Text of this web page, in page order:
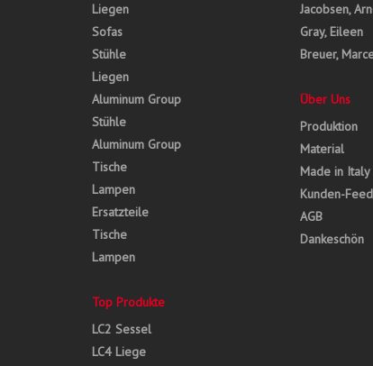
Liegen
Sofas
Stühle
Liegen
Aluminum Group
Stühle
Aluminum Group
Tische
Lampen
Ersatzteile
Tische
Lampen
Top Produkte
LC2 Sessel
LC4 Liege
Jacobsen,
Gray, Eileen
Breuer,
Über Uns
Produktion
Material
Made in Italy
Kunden-
AGB
Dankeschön